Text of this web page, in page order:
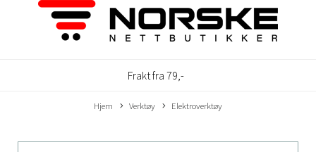
Frakt fra 79,-
Hjem Verktøy Elektroverktøy